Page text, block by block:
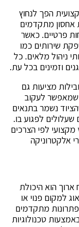
הפך לנחוץ
אחסון מתקדמים
פרטיים. כאשר
שירותים כמו
ניהול מלאים. כל
וזמינים בכל עת.
מציעות גם
שמאפשר לעקוב
נשמר בתנאים
שעלולים לפגוע בו.
לפי הצרכים
אלקטרוניקה
הוא היכולת
למקום פנוי או
מתקדמים
טכנולוגיות